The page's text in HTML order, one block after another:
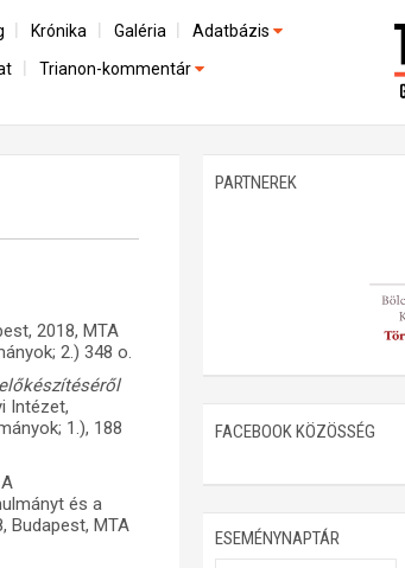
Krónika Galéria Adatbázis
Emlékművek (feltöltés alatt)
Trianon-kommentár
2018, MTA
2.) 348 o.
Intézet,
1.), 188
A
és a
Budapest, MTA
PARTNEREK
FACEBOOK KÖZÖSSÉG
ESEMÉNYNAPTÁR